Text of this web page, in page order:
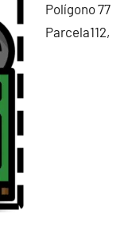
Polígono 77
Parcela112,